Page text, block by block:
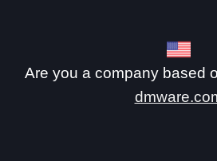
Are you a company based